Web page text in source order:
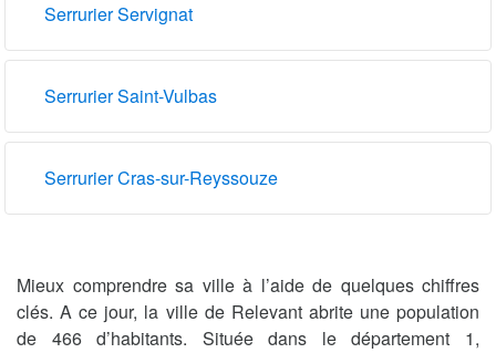
Serrurier Servignat
Serrurier Saint-Vulbas
Serrurier Cras-sur-Reyssouze
Mieux comprendre sa ville à l’aide de quelques chiffres
clés. A ce jour, la ville de Relevant abrite une population
de 466 d’habitants. Située dans le département 1,